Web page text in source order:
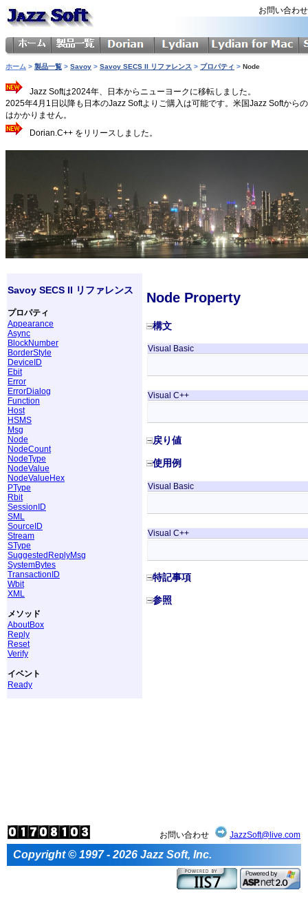
お問い合わ
ホーム > 製品一覧 > Savoy > Savoy SECS II リファレンス > プロパティ > Node
Jazz Softは2024年、日本からニューヨークに移転しました。
2025年4月1日以降も日本のJazz Softよりご購入は可能です。米国Jazz Softから
はかかりません。
Dorian.C++ をリリースしました。
Savoy SECS II リファレンス
プロパティ
Appearance
Async
BlockNumber
BorderStyle
DeviceID
Ebit
Error
ErrorDialog
Function
Host
HSMS
Msg
Node
NodeCount
NodeType
NodeValue
NodeValueHex
PType
Rbit
SessionID
SML
SourceID
Stream
SType
SuggestedReplyMsg
SystemBytes
TransactionID
Wbit
XML
メソッド
AboutBox
Reply
Reset
Verify
イベント
Ready
Node Property
構文
Visual Basic
Visual C++
戻り値
使用例
Visual Basic
Visual C++
特記事項
参照
お問い合わせ JazzSoft@live.com
Copyright © 1997 - 2026 Jazz Soft, Inc.